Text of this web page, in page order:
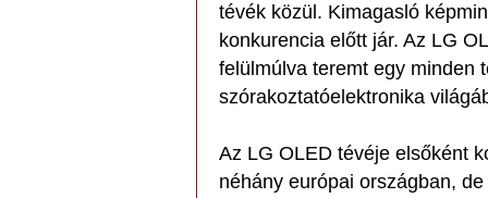
tévék közül. Kimagasló
konkurencia előtt jár. Az LG
felülmúlva teremt egy minden
szórakoztatóelektronika
Az LG OLED tévéje elsőként
néhány európai országban,